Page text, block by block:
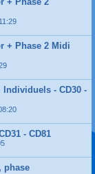
+ Phase 2 Midi
- CD30 -
- CD81
phase